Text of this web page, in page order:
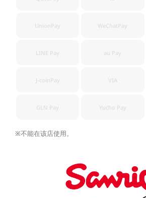
UnionPay WeChatPay
LINE Pay au Pay
J-coinPay VIA
GLN Pay Yucho Pay
※不能在该店使用。